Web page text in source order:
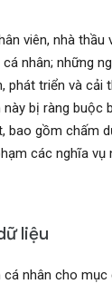
viên, nhà thầu
nhân; những
phát triển và cải
bị ràng buộc
bao gồm chấm
các nghĩa vụ
liệu
nhân cho